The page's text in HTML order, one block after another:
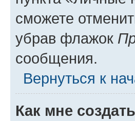
сможете
убрав флажок
сообщения.
Вернуться к
Как мне